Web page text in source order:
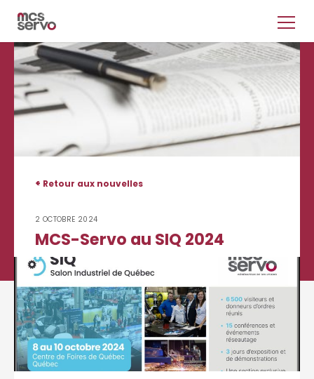
< Retour aux nouvelles
2 OCTOBRE 2024
MCS-Servo au SIQ 2024